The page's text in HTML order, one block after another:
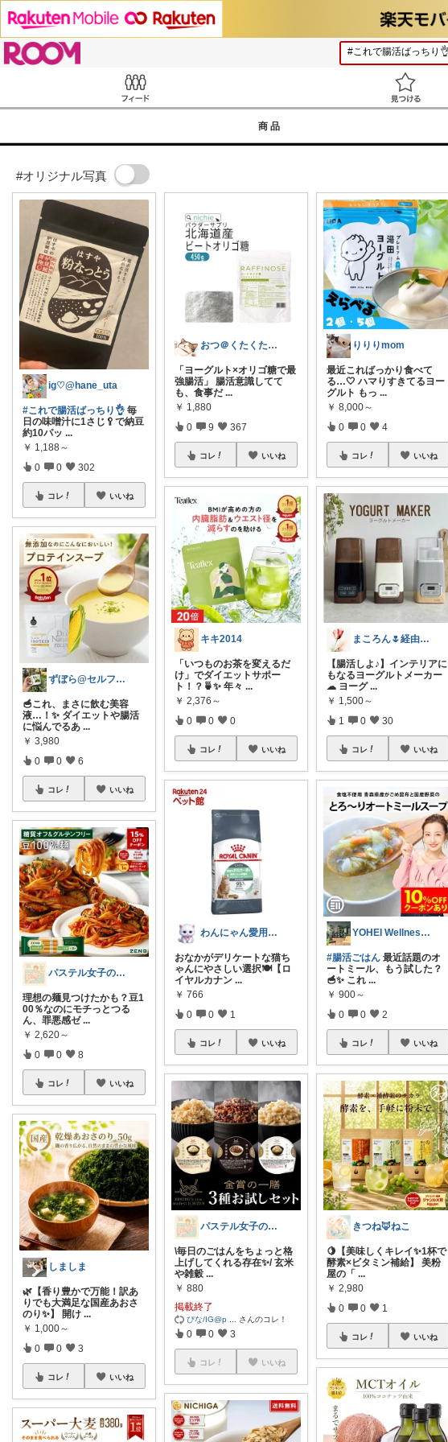
商品
#オリジナル写真
ig♡@hane_uta
#これで腸活ばっちり👌 毎
日の味噌汁に1さじ🥄で納豆
約10パッ ...
￥ 1,188～
0 0 302
コレ いいね
ずぼら@セルフケア🐥
🥣これ、まさに飲む美容
液…！✨ ダイエットや腸活
に悩んでるあ ...
￥ 3,980
0 0 6
コレ いいね
パステル女子の丁寧な暮らし🌸
理想の麺見つけたかも？豆1
00％なのにモチっとつる
ん、罪悪感ゼ ...
￥ 2,620～
0 0 8
コレ いいね
しましま
🌿【香り豊かで万能！訳あ
りでも大満足な国産あおさ
のり✨】 開け ...
￥ 1,000～
0 0 3
コレ いいね
おつ＠くたくたのゆる健康
「ヨーグルト×オリゴ糖で最
強腸活」 腸活意識してて
も、食事だ ...
￥ 1,880
0 9 367
コレ いいね
キキ2014
「いつものお茶を変えるだ
け」でダイエットサポー
ト！？🍵✨ 年々 ...
￥ 2,376～
0 0 0
コレ いいね
わんにゃん愛用品もふもふROOM
おなかがデリケートな猫ち
ゃんにやさしい選択🍽️【ロ
イヤルカナン ...
￥ 766
0 0 1
コレ いいね
パステル女子の丁寧な暮らし🌸
\毎日のごはんをちょっと格
上げしてくれる存在✨/ 玄米
や雑穀 ...
￥ 880
掲載終了
ぴな/IG@p さんのコレ！
0 0 3
コレ いいね
りりりmom
最近こればっかり食べて
る…🤍 ハマりすきてるヨー
グルト もっ ...
￥ 8,000～
0 0 4
コレ いいね
まころん🌷経由購入感謝です✨
【腸活しよ♪】インテリアに
もなるヨーグルトメーカー
☁ ヨーグ ...
￥ 1,500～
1 0 30
コレ いいね
YOHEI Wellness Room
#腸活ごはん 最近話題のオ
ートミール、もう試した？
🥣✨ これ ...
￥ 900～
0 0 2
コレ いいね
きつね🦊ねこ
🍋【美味しくキレイ✨1杯で
酵素×ビタミン補給】 美粉
屋の「 ...
￥ 2,980
0 0 1
コレ いいね